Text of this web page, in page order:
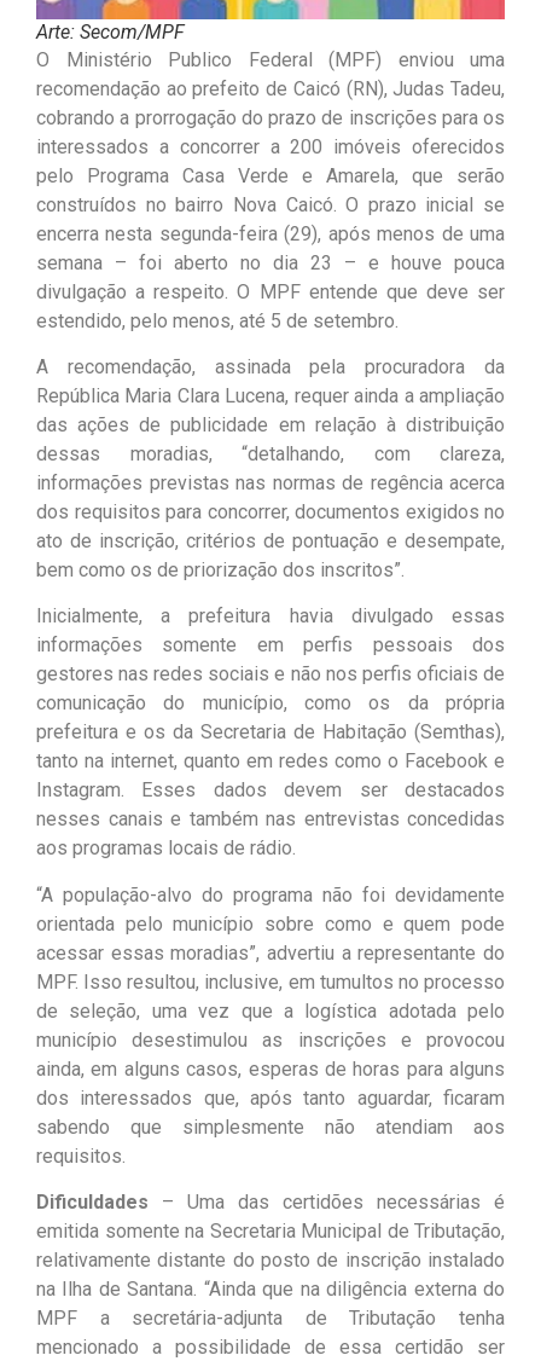
Arte: Secom/MPF
O Ministério Publico Federal (MPF) enviou uma
recomendação ao prefeito de Caicó (RN), Judas Tadeu,
cobrando a prorrogação do prazo de inscrições para os
interessados a concorrer a 200 imóveis oferecidos
pelo Programa Casa Verde e Amarela, que serão
construídos no bairro Nova Caicó. O prazo inicial se
encerra nesta segunda-feira (29), após menos de uma
semana – foi aberto no dia 23 – e houve pouca
divulgação a respeito. O MPF entende que deve ser
estendido, pelo menos, até 5 de setembro.
A recomendação, assinada pela procuradora da
República Maria Clara Lucena, requer ainda a ampliação
das ações de publicidade em relação à distribuição
dessas moradias, “detalhando, com clareza,
informações previstas nas normas de regência acerca
dos requisitos para concorrer, documentos exigidos no
ato de inscrição, critérios de pontuação e desempate,
bem como os de priorização dos inscritos”.
Inicialmente, a prefeitura havia divulgado essas
informações somente em perfis pessoais dos
gestores nas redes sociais e não nos perfis oficiais de
comunicação do município, como os da própria
prefeitura e os da Secretaria de Habitação (Semthas),
tanto na internet, quanto em redes como o Facebook e
Instagram. Esses dados devem ser destacados
nesses canais e também nas entrevistas concedidas
aos programas locais de rádio.
“A população-alvo do programa não foi devidamente
orientada pelo município sobre como e quem pode
acessar essas moradias”, advertiu a representante do
MPF. Isso resultou, inclusive, em tumultos no processo
de seleção, uma vez que a logística adotada pelo
município desestimulou as inscrições e provocou
ainda, em alguns casos, esperas de horas para alguns
dos interessados que, após tanto aguardar, ficaram
sabendo que simplesmente não atendiam aos
requisitos.
Dificuldades – Uma das certidões necessárias é
emitida somente na Secretaria Municipal de Tributação,
relativamente distante do posto de inscrição instalado
na Ilha de Santana. “Ainda que na diligência externa do
MPF a secretária-adjunta de Tributação tenha
mencionado a possibilidade de essa certidão ser